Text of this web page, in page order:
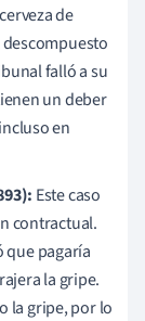
de
falló a su
un deber
en
Este caso
contractual.
que pagaría
la gripe.
la gripe, por lo